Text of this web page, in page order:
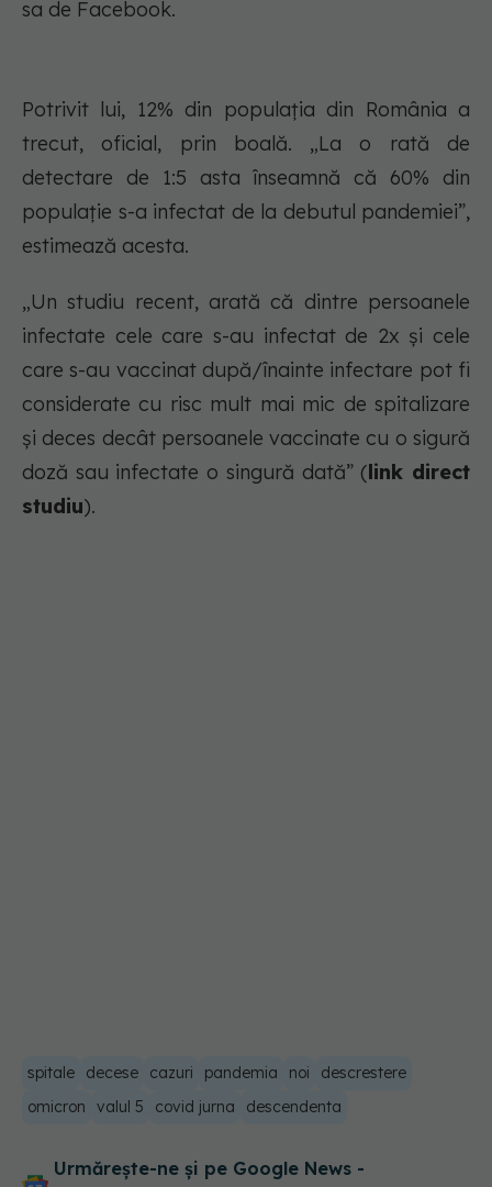
sa de Facebook.
Potrivit lui, 12% din populația din România a
trecut, oficial, prin boală. „La o rată de
detectare de 1:5 asta înseamnă că 60% din
populație s-a infectat de la debutul pandemiei”,
estimează acesta.
„Un studiu recent, arată că dintre persoanele
infectate cele care s-au infectat de 2x și cele
care s-au vaccinat după/înainte infectare pot fi
considerate cu risc mult mai mic de spitalizare
și deces decât persoanele vaccinate cu o sigură
doză sau infectate o singură dată” (link direct
studiu).
spitale decese cazuri pandemia noi
descrestere
omicron
valul 5 covid jurna descendenta
Urmărește-ne și pe Google News -